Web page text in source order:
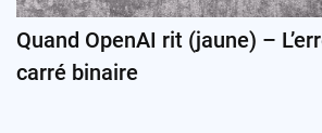
Quand OpenAI rit (jaune) –
carré binaire